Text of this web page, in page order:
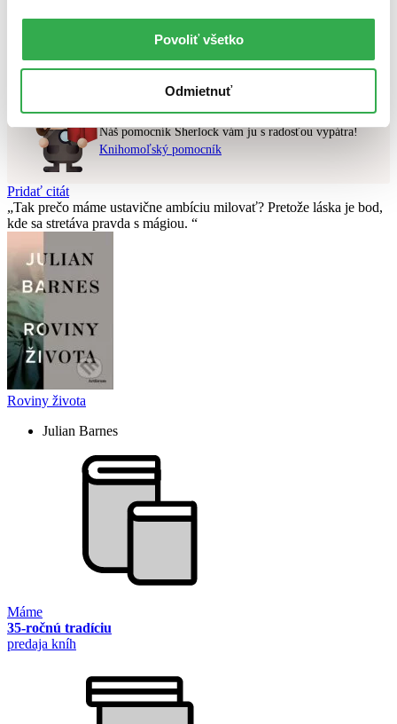
Povoliť všetko
Odmietnuť
čítané
vyhovujúci zadaným podmienkam.
Chcete poradiť knihu?
Náš pomocník Sherlock vám ju s radosťou vypátra!
Knihomoľský pomocník
Pridať citát
Tak prečo máme ustavične ambíciu milovať? Pretože láska je bod,
kde sa stretáva pravda s mágiou.
Roviny života
Julian Barnes
Máme
35-ročnú tradíciu
predaja kníh